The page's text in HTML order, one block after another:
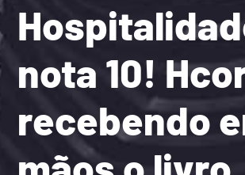
nota 10!
recebendo